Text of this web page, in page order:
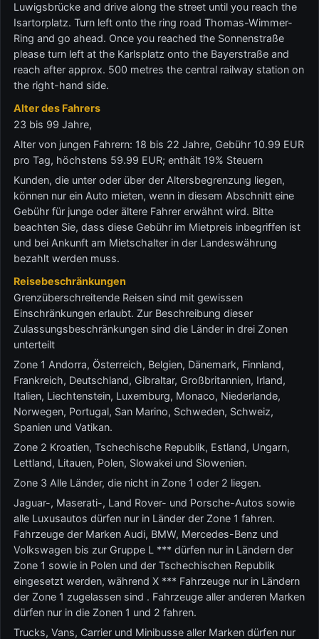
Luwigsbrücke and drive along the street until you reach the
Isartorplatz. Turn left onto the ring road Thomas-Wimmer-
Ring and go ahead. Once you reached the Sonnenstraße
please turn left at the Karlsplatz onto the Bayerstraße and
reach after approx. 500 metres the central railway station on
the right-hand side.
Alter des Fahrers
23 bis 99 Jahre,
Alter von jungen Fahrern: 18 bis 22 Jahre, Gebühr 10.99 EUR
pro Tag, höchstens 59.99 EUR; enthält 19% Steuern
Kunden, die unter oder über der Altersbegrenzung liegen,
können nur ein Auto mieten, wenn in diesem Abschnitt eine
Gebühr für junge oder ältere Fahrer erwähnt wird. Bitte
beachten Sie, dass diese Gebühr im Mietpreis inbegriffen ist
und bei Ankunft am Mietschalter in der Landeswährung
bezahlt werden muss.
Reisebeschränkungen
Grenzüberschreitende Reisen sind mit gewissen
Einschränkungen erlaubt. Zur Beschreibung dieser
Zulassungsbeschränkungen sind die Länder in drei Zonen
unterteilt
Zone 1 Andorra, Österreich, Belgien, Dänemark, Finnland,
Frankreich, Deutschland, Gibraltar, Großbritannien, Irland,
Italien, Liechtenstein, Luxemburg, Monaco, Niederlande,
Norwegen, Portugal, San Marino, Schweden, Schweiz,
Spanien und Vatikan.
Zone 2 Kroatien, Tschechische Republik, Estland, Ungarn,
Lettland, Litauen, Polen, Slowakei und Slowenien.
Zone 3 Alle Länder, die nicht in Zone 1 oder 2 liegen.
Jaguar-, Maserati-, Land Rover- und Porsche-Autos sowie
alle Luxusautos dürfen nur in Länder der Zone 1 fahren.
Fahrzeuge der Marken Audi, BMW, Mercedes-Benz und
Volkswagen bis zur Gruppe L *** dürfen nur in Ländern der
Zone 1 sowie in Polen und der Tschechischen Republik
eingesetzt werden, während X *** Fahrzeuge nur in Ländern
der Zone 1 zugelassen sind . Fahrzeuge aller anderen Marken
dürfen nur in die Zonen 1 und 2 fahren.
Trucks, Vans, Carrier und Minibusse aller Marken dürfen nur